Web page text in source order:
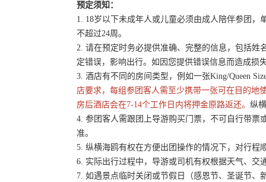
预定须知：
1. 18岁以下未成年人或儿童必须由成人陪伴参团
不超过24周。
2. 请在预定时务必提供准确、完整的信息，包括
定错误，影响出行。如因您提供错误信息而造成损
3. 酒店有不同的房间类型，例如一张King/Queen
店要求，每组参团客人需至少携带一张可在目的地
房后酒店会在7-14个工作日内将押金原路返还。 纵
4. 参团客人需跟团上导游购买门票，不可自行带票
准。
5. 纵横海鸥有权在方便出团操作的情况下，对行
6. 实际出行过程中，导游或司机有权根据天气、
7. 如遇景点临时关闭或节假日（感恩节、圣诞节